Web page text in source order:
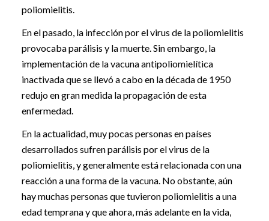
poliomielitis.
En el pasado, la infección por el virus de la poliomielitis
provocaba parálisis y la muerte. Sin embargo, la
implementación de la vacuna antipoliomielítica
inactivada que se llevó a cabo en la década de 1950
redujo en gran medida la propagación de esta
enfermedad.
En la actualidad, muy pocas personas en países
desarrollados sufren parálisis por el virus de la
poliomielitis, y generalmente está relacionada con una
reacción a una forma de la vacuna. No obstante, aún
hay muchas personas que tuvieron poliomielitis a una
edad temprana y que ahora, más adelante en la vida,